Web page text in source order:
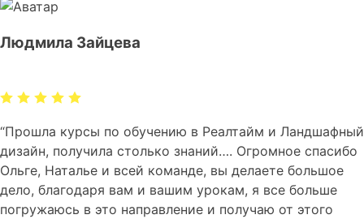
Людмила Зайцева
“Прошла курсы по обучению в Реалтайм и Ландшафный
дизайн, получила столько знаний…. Огромное спасибо
Ольге, Наталье и всей команде, вы делаете большое
дело, благодаря вам и вашим урокам, я все больше
погружаюсь в это направление и получаю от этого